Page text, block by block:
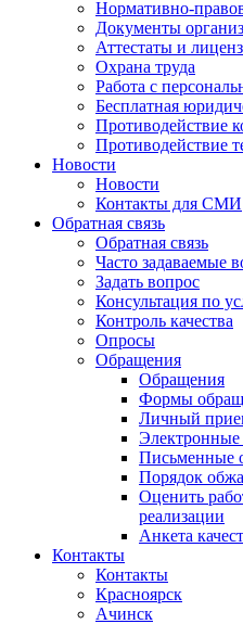
Нормативно-
Документы
Аттестаты и
Охрана труда
Работа с
Бесплатная
Противодействие
Противодействие
Новости
Новости
Контакты для СМИ
Обратная связь
Обратная связь
Часто задаваемые
Задать вопрос
Консультация по
Контроль качества
Опросы
Обращения
Обращения
Формы
Личный
Письменные
Порядок
Оценить
реализации
Анкета
Контакты
Контакты
Красноярск
Ачинск